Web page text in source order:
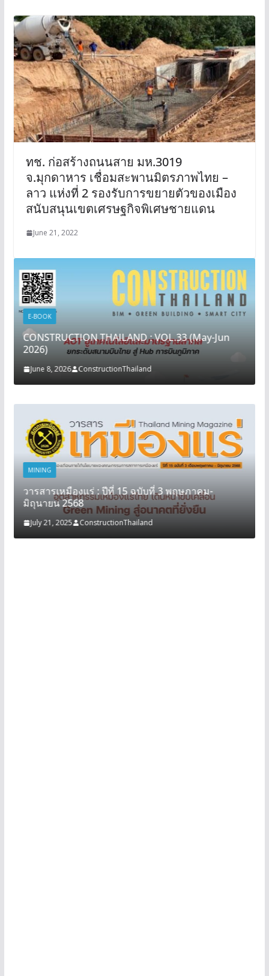
ทช. ก่อสร้างถนนสาย มห.3019
จ.มุกดาหาร เชื่อมสะพานมิตรภาพไทย –
ลาว แห่งที่ 2 รองรับการขยายตัวของเมือง
สนับสนุนเขตเศรษฐกิจพิเศษชายแดน
June 21, 2022
E-BOOK
CONSTRUCTION THAILAND : VOL.33 (May-Jun
2026)
June 8, 2026 ConstructionThailand
MINING
วารสารเหมืองแร่ : ปีที่ 15 ฉบับที่ 3 พฤษภาคม-
มิถุนายน 2568
July 21, 2025 ConstructionThailand